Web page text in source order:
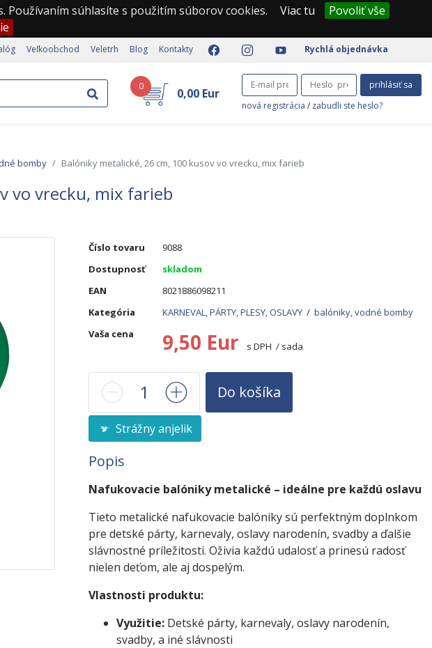
súhlasíte s použitím súborov cookies. Viac tu
Povoliť vše
Veľkoobchod Veletrh Blog Kontakty Rychlá objednávka
0 0,00 Eur
prihlásiť sa
nová registrácia / zabudli ste heslo?
bomby Balóniky metalické, 26 cm, 100 kusov vo vrecku, mix farieb
vo vrecku, mix farieb
Číslo tovaru
9088
Dostupnosť
skladom
EAN
8021886098211
Kategória
KARNEVAL, PÁRTY, PLESY, OSLAVY / balóniky, vodné bomby
Vaša cena
9,50 Eur s DPH / sada
Do košíka
Strážny anjelik
Popis
Nafukovacie balóniky metalické – ideálne pre každú oslavu
Tieto metalické nafukovacie balóniky sú perfektným doplnkom
pre detské párty, karnevaly, oslavy narodenín, svadby a ďalšie
slávnostné príležitosti. Oživia každú udalosť a prinesú radosť
nielen deťom, ale aj dospelým.
Vlastnosti produktu:
Využitie: Detské párty, karnevaly, oslavy narodenín,
svadby, a iné slávnosti